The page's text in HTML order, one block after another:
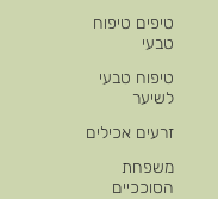
טיפים טיפוח
טבעי
טיפוח טבעי
לשיער
זרעים אכילים
משפחת
הסוככיים